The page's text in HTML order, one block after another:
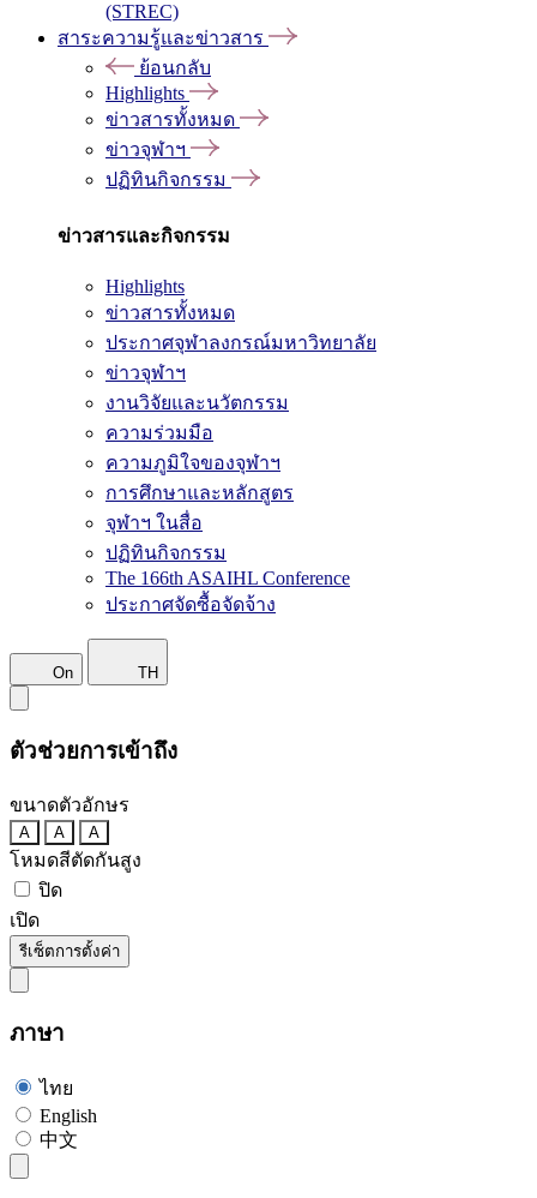
(STREC)
สาระความรู้และข่าวสาร
ย้อนกลับ
Highlights
ข่าวสารทั้งหมด
ข่าวจุฬาฯ
ปฏิทินกิจกรรม
ข่าวสารและกิจกรรม
Highlights
ข่าวสารทั้งหมด
ประกาศจุฬาลงกรณ์มหาวิทยาลัย
ข่าวจุฬาฯ
งานวิจัยและนวัตกรรม
ความร่วมมือ
ความภูมิใจของจุฬาฯ
การศึกษาและหลักสูตร
จุฬาฯ ในสื่อ
ปฏิทินกิจกรรม
The 166th ASAIHL Conference
ประกาศจัดซื้อจัดจ้าง
On TH
ตัวช่วยการเข้าถึง
ขนาดตัวอักษร
A A A
โหมดสีตัดกันสูง
ปิด
เปิด
รีเซ็ตการตั้งค่า
ภาษา
ไทย
English
中文